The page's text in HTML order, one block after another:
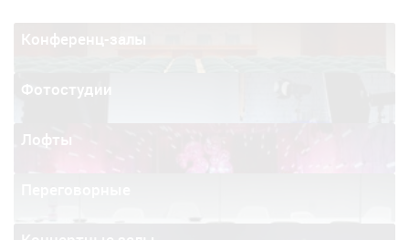
Конференц-залы
Фотостудии
Лофты